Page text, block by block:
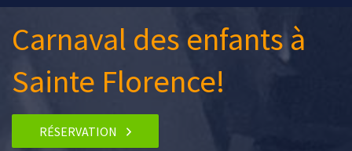
Carnaval des enfants à
Sainte Florence!
RÉSERVATION